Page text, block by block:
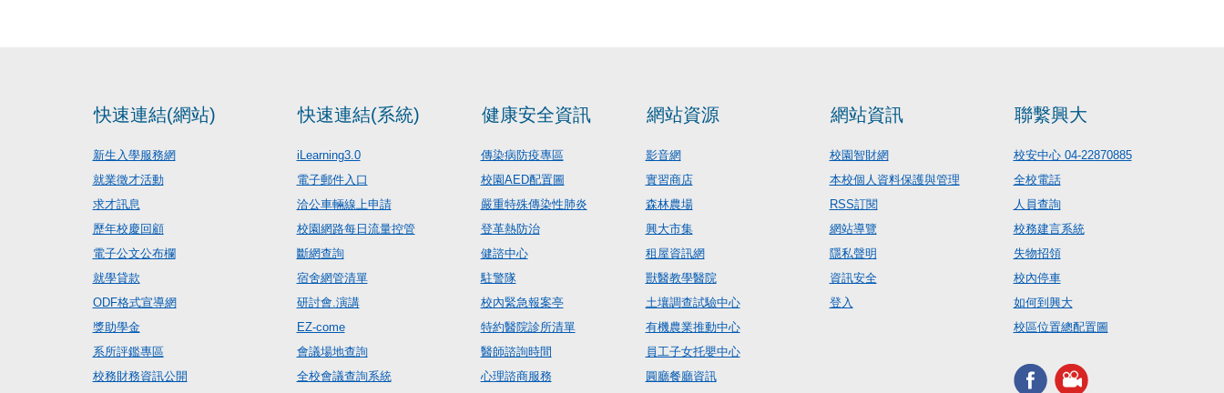
快速連結(網站)
新生入學服務網
就業徵才活動
求才訊息
歷年校慶回顧
電子公文公布欄
就學貸款
ODF格式宣導網
獎助學金
系所評鑑專區
校務財務資訊公開
快速連結(系統)
iLearning3.0
電子郵件入口
洽公車輛線上申請
校園網路每日流量控管
斷網查詢
宿舍網管清單
研討會.演講
EZ-come
會議場地查詢
全校會議查詢系統
健康安全資訊
傳染病防疫專區
校園AED配置圖
嚴重特殊傳染性肺炎
登革熱防治
健諮中心
駐警隊
校內緊急報案亭
特約醫院診所清單
醫師諮詢時間
心理諮商服務
網站資源
影音網
實習商店
森林農場
興大市集
租屋資訊網
獸醫教學醫院
土壤調查試驗中心
有機農業推動中心
員工子女托嬰中心
圓廳餐廳資訊
網站資訊
校園智財網
本校個人資料保護與管理
RSS訂閱
網站導覽
隱私聲明
資訊安全
登入
聯繫興大
校安中心 04-22870885
全校電話
人員查詢
校務建言系統
失物招領
校內停車
如何到興大
校區位置總配置圖